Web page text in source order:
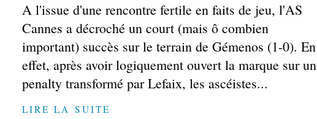
A l'issue d'une rencontre fertile en faits de jeu, l'AS
Cannes a décroché un court (mais ô combien
important) succès sur le terrain de Gémenos (1-0). En
effet, après avoir logiquement ouvert la marque sur un
penalty transformé par Lefaix, les ascéistes...
LIRE LA SUITE